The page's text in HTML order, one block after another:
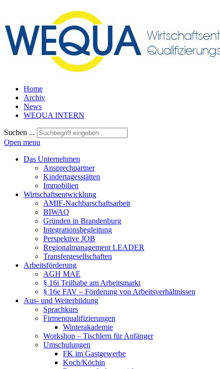
Home
Archiv
News
WEQUA INTERN
Suchen ...
Open menu
Das Unternehmen
Ansprechpartner
Kindertagesstätten
Immobilien
Wirtschaftsentwicklung
AMIF-Nachbarschaftsarbeit
BIWAQ
Gründen in Brandenburg
Integrationsbegleitung
Perspektive JOB
Regionalmanagement LEADER
Transfergesellschaften
Arbeitsförderung
AGH MAE
§ 16i Teilhabe am Arbeitsmarkt
§ 16e FAV – Förderung von Arbeitsverhältnissen
Aus- und Weiterbildung
Sprachkurs
Firmenqualifizierungen
Winterakademie
Workshop – Tischlern für Anfänger
Umschulungen
FK im Gastgewerbe
Koch/Köchin